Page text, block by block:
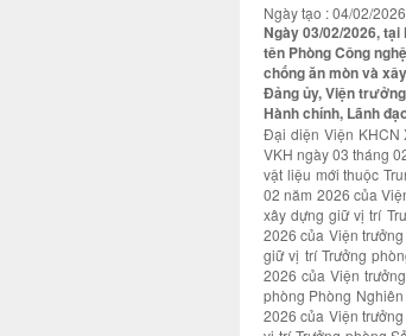
Ngày tạo : 04/02/2026
Ngày 03/02/2026,
tên Phòng Công
chống ăn mòn và
Đảng ủy, Viện
Hành chính, Lãnh
Đại diện Viện KHCN
VKH ngày 03 tháng
vật liệu mới thuộc
02 năm 2026 của
xây dựng giữ vị trí
2026 của Viện
giữ vị trí Trưởng
2026 của Viện
phòng Phòng
2026 của Viện